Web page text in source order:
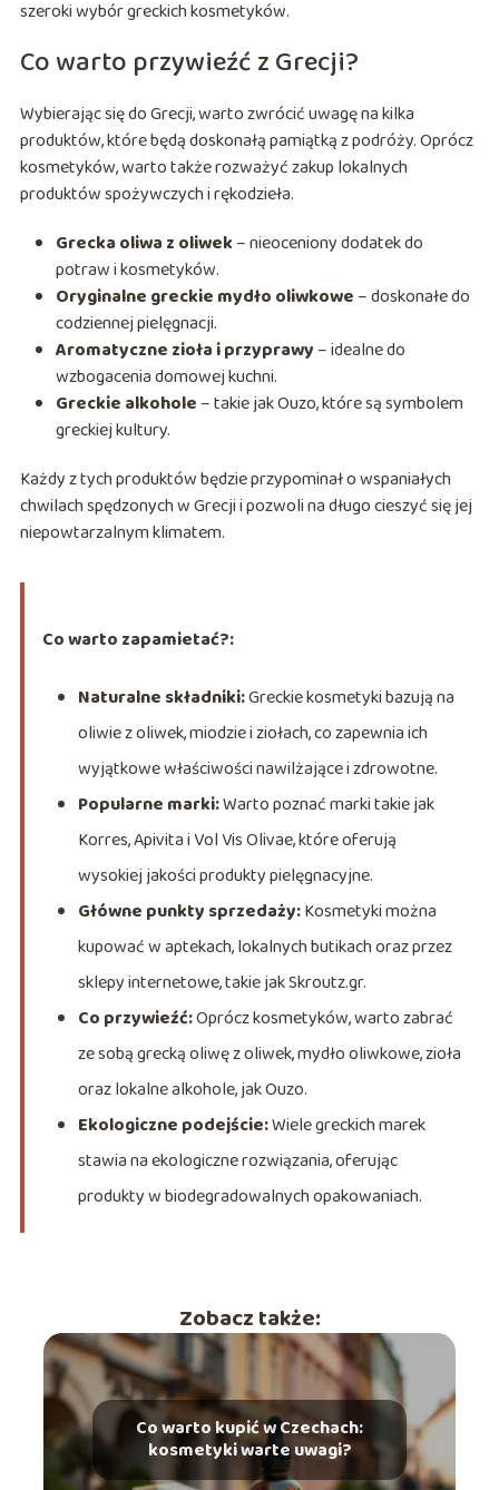
szeroki wybór greckich kosmetyków.
Co warto przywieźć z Grecji?
Wybierając się do Grecji, warto zwrócić uwagę na kilka
produktów, które będą doskonałą pamiątką z podróży. Oprócz
kosmetyków, warto także rozważyć zakup lokalnych
produktów spożywczych i rękodzieła.
Grecka oliwa z oliwek – nieoceniony dodatek do
potraw i kosmetyków.
Oryginalne greckie mydło oliwkowe – doskonałe do
codziennej pielęgnacji.
Aromatyczne zioła i przyprawy – idealne do
wzbogacenia domowej kuchni.
Greckie alkohole – takie jak Ouzo, które są symbolem
greckiej kultury.
Każdy z tych produktów będzie przypominał o wspaniałych
chwilach spędzonych w Grecji i pozwoli na długo cieszyć się jej
niepowtarzalnym klimatem.
Co warto zapamietać?:
Naturalne składniki:Greckie kosmetyki bazują na
oliwie z oliwek, miodzie i ziołach, co zapewnia ich
wyjątkowe właściwości nawilżające i zdrowotne.
Popularne marki:Warto poznać marki takie jak
Korres, Apivita i Vol Vis Olivae, które oferują
wysokiej jakości produkty pielęgnacyjne.
Główne punkty sprzedaży:Kosmetyki można
kupować w aptekach, lokalnych butikach oraz przez
sklepy internetowe, takie jak Skroutz.gr.
Co przywieźć:Oprócz kosmetyków, warto zabrać
ze sobą grecką oliwę z oliwek, mydło oliwkowe, zioła
oraz lokalne alkohole, jak Ouzo.
Ekologiczne podejście:Wiele greckich marek
stawia na ekologiczne rozwiązania, oferując
produkty w biodegradowalnych opakowaniach.
Zobacz także:
Co warto kupić w Czechach:
kosmetyki warte uwagi?